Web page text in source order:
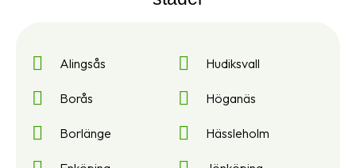
Alingsås
Borås
Borlänge
Hudiksvall
Höganäs
Hässleholm